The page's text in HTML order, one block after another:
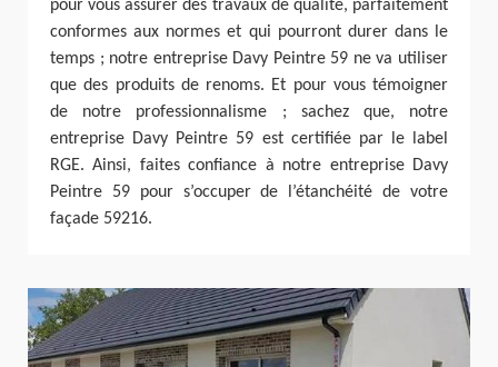
pour vous assurer des travaux de qualité, parfaitement
conformes aux normes et qui pourront durer dans le
temps ; notre entreprise Davy Peintre 59 ne va utiliser
que des produits de renoms. Et pour vous témoigner
de notre professionnalisme ; sachez que, notre
entreprise Davy Peintre 59 est certifiée par le label
RGE. Ainsi, faites confiance à notre entreprise Davy
Peintre 59 pour s’occuper de l’étanchéité de votre
façade 59216.